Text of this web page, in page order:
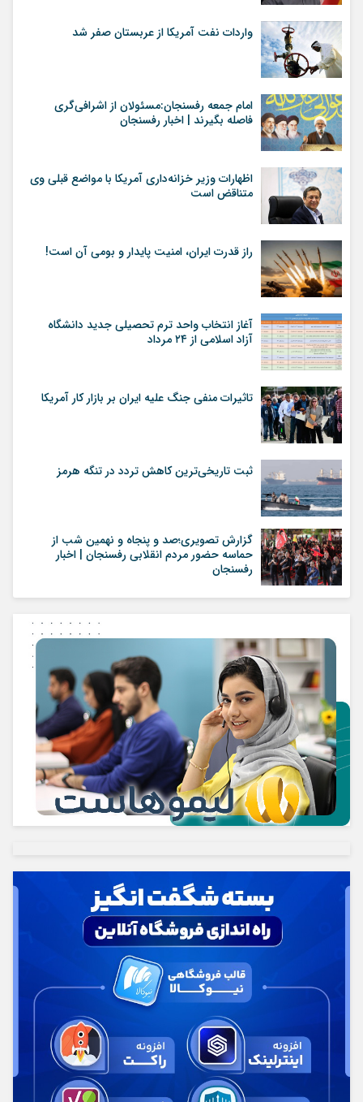
واردات نفت آمریکا از عربستان صفر شد
امام جمعه رفسنجان:مسئولان از اشرافی‌گری
فاصله بگیرند | اخبار رفسنجان
اظهارات وزیر خزانه‌داری آمریکا با مواضع قبلی وی
متناقض است
راز قدرت ایران، امنیت پایدار و بومی آن است!
آغاز انتخاب واحد ترم تحصیلی جدید دانشگاه
آزاد اسلامی از ۲۴ مرداد
تاثیرات منفی جنگ علیه ایران بر بازار کار آمریکا
ثبت تاریخی‌ترین کاهش تردد در تنگه هرمز
گزارش تصویری؛صد و پنجاه و نهمین شب از
حماسه حضور مردم انقلابی رفسنجان | اخبار
رفسنجان